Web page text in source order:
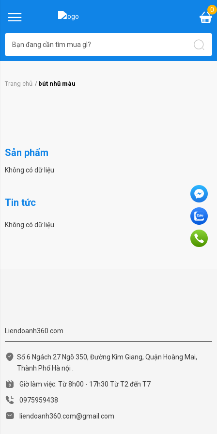
0
Trang chủ bút nhũ màu
Sản phẩm
Không có dữ liệu
Tin tức
Không có dữ liệu
Liendoanh360.com
Số 6 Ngách 27 Ngõ 350, Đường Kim Giang, Quận Hoàng Mai,
Thành Phố Hà nội .
Giờ làm việc: Từ 8h00 - 17h30 Từ T2 đến T7
0975959438
liendoanh360.com@gmail.com